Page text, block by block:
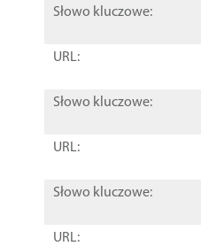
Słowo kluczowe:
URL:
Słowo kluczowe:
URL:
Słowo kluczowe:
URL: